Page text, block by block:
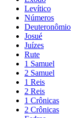
Levítico
Números
Deuteronômio
Josué
Juízes
Rute
1 Samuel
2 Samuel
1 Reis
2 Reis
1 Crônicas
2 Crônicas